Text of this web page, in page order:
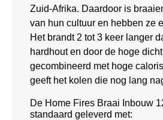
Zuid-Afrika. Daardoor is
van hun cultuur en hebben ze
Het brandt 2 tot 3 keer langer
hardhout en door de hoge
gecombineerd met hoge
geeft het kolen die nog lang
De Home Fires Braai Inbouw
standaard geleverd met: